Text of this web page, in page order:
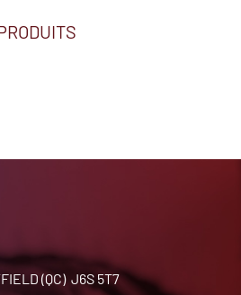
(QC) J6S 5T7